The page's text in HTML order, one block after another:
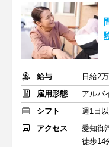
給与
日給2
雇用形態
アルバ
シフト
週1日
アクセス
愛知御
徒歩14